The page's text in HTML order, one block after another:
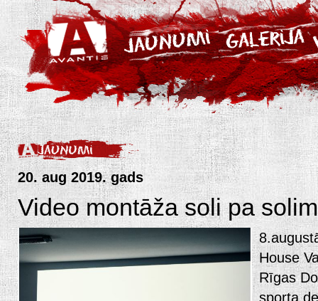
20. aug 2019. gads
Video montāža soli pa
House
Rīgas
sporta